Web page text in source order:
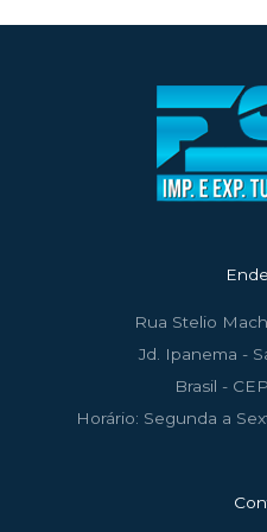
Rua Stelio
Jd. Ipanema -
Brasil -
Horário: Segunda a